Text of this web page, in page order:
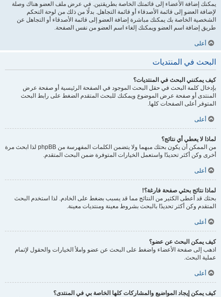
يمكنك إضافة الأعضاء إلى قائمتك الخاصة بطريقتين. في عرض ملف العضو هناك وصلة
لإضافة العضو إلى قائمة الأصدقاء أو قائمة التجاهل. بدلًا من ذلك من لوحة التحكم
الشخصية الخاصة بك يمكنك مباشرة إضافة العضو إلى قائمة الأصدقاء أو التجاهل عن
طريق إضافة اسم العضو ويمكنك إلغاء اسم العضو من نفس الصفحة.
أعلى
البحث في المنتديات
كيف يمكنني البحث في المنتديات؟
بإدخال كلمة البحث في حقل البحث الموجود في الصفحة الرئيسية أو صفحة عرض
المنتدى أو صفحة عرض الموضوع ويمكنك للبحث المتقدم الضغط على رابط البحث
المتوفر أعلى الصفحات كلها.
أعلى
لماذا لا يعطي أي نتائج؟
من الممكن أن يكون بحثك مبهما ولا يتضمن الكلمات المفهرسة من phpBB لذا ابحث مرة
أخرى وكن أكثر تحديدًا واستعمل الخيارات المتوفرة ضمن البحث المتقدم.
أعلى
لماذا نتائج بحثي صفحة فارغة؟!
بحثك قد أعطى الكثير من النتائج مما قد يسبب بضغط على الخادم. لذا استخدم البحث
المتقدم وكن أكثر تحديدًا بالبحث بشروط معينة ومنتديات معينة.
أعلى
كيف يمكن البحث عن عضو؟
اذهب إلى صفحة الأعضاء واضغط على البحث عن عضو واملأ الخيارات والحقول لإتمام
عملية البحث.
أعلى
كيف يمكن إيجاد المواضيع والمشاركات كلها الخاصة بي في المنتدى؟